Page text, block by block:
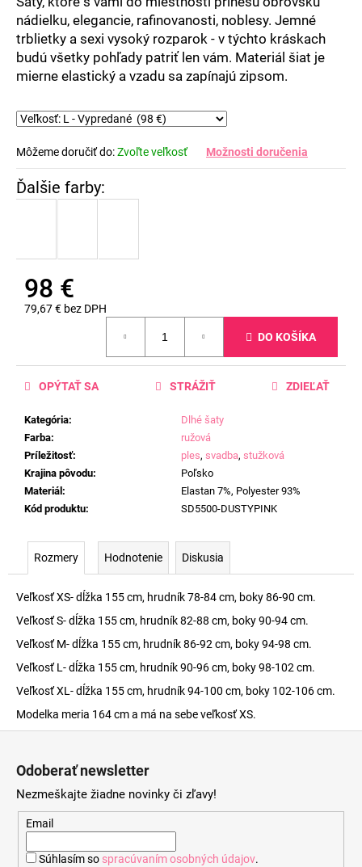
nádielku, elegancie, rafinovanosti, noblesy. Jemné
trblietky a sexi vysoký rozparok - v týchto kráskach
budú všetky pohľady patriť len vám. Materiál šiat je
mierne elastický a vzadu sa zapínajú zipsom.
Môžeme doručiť do:Zvoľte veľkosť Možnosti doručenia
98 €
79,67 € bez DPH
DO KOŠÍKA
Kategória:
Dlhé šaty
Farba:
ružová
Príležitosť: ples, svadba, stužková
Krajina pôvodu:
Poľsko
Materiál :
Elastan 7%, Polyester 93%
Kód produktu: SD5500-DUSTYPINK
OPÝTAŤ SA STRÁŽIŤ ZDIEĽAŤ
Rozmery Hodnotenie Diskusia
Veľkosť XS- dĺžka 155 cm, hrudník 78-84 cm, boky 86-90 cm.
Veľkosť S- dĺžka 155 cm, hrudník 82-88 cm, boky 90-94 cm.
Veľkosť M- dĺžka 155 cm, hrudník 86-92 cm, boky 94-98 cm.
Veľkosť L- dĺžka 155 cm, hrudník 90-96 cm, boky 98-102 cm.
Veľkosť XL- dĺžka 155 cm, hrudník 94-100 cm, boky 102-106 cm.
Modelka meria 164 cm a má na sebe veľkosť XS.
Odoberať newsletter
Nezmeškajte žiadne novinky či zľavy!
Email
Súhlasím so spracúvaním osobných údajov.